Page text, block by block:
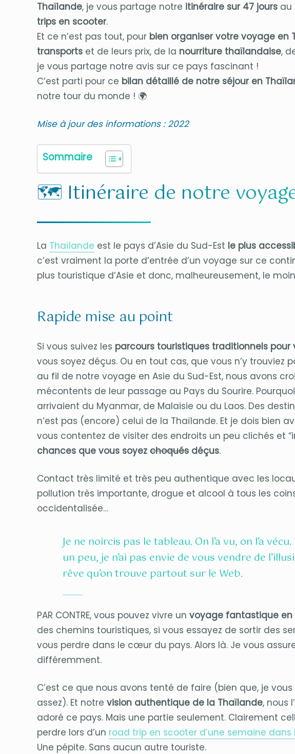
Thaïlande, je vous partage notre itinéraire sur 47 jours au
trips en scooter.
Et ce n’est pas tout, pour bien organiser votre voyage en
transports et de leurs prix, de la nourriture thaïlandaise,
je vous partage notre avis sur ce pays fascinant !
C’est parti pour ce bilan détaillé de notre séjour en
notre tour du monde ! 🌍
Mise à jour des informations : 2022
Sommaire
🗺 Itinéraire de notre
La Thaïlande est le pays d’Asie du Sud-Est le plus
c’est vraiment la porte d’entrée d’un voyage sur ce
plus touristique d’Asie et donc, malheureusement, le
Rapide mise au point
Si vous suivez les parcours touristiques traditionnels pour
vous soyez déçus. Ou en tout cas, que vous n’y trouviez
au fil de notre voyage en Asie du Sud-Est, nous avons
mécontents de leur passage au Pays du Sourire.
arrivaient du Myanmar, de Malaisie ou du Laos. Des
n’est pas (encore) celui de la Thaïlande. Et je dois bien
vous contentez de visiter des endroits un peu clichés et
chances que vous soyez choqués déçus.
Contact très limité et très peu authentique avec les
pollution très importante, drogue et alcool à tous les
occidentalisée…
Je ne noircis pas le tableau. On l’a vu, on l’a
un peu, je n’ai pas envie de vous vendre de
rêve qu’on trouve partout sur le Web.
PAR CONTRE, vous pouvez vivre un voyage fantastique en
des chemins touristiques, si vous essayez de sortir des
vous perdre dans le cœur du pays. Alors là. Je vous
différemment.
C’est ce que nous avons tenté de faire (bien que, je
assez). Et notre vision authentique de la Thaïlande, nous
adoré ce pays. Mais une partie seulement. Clairement
perdre lors d’un road trip en scooter d’une semaine
Une pépite. Sans aucun autre touriste.